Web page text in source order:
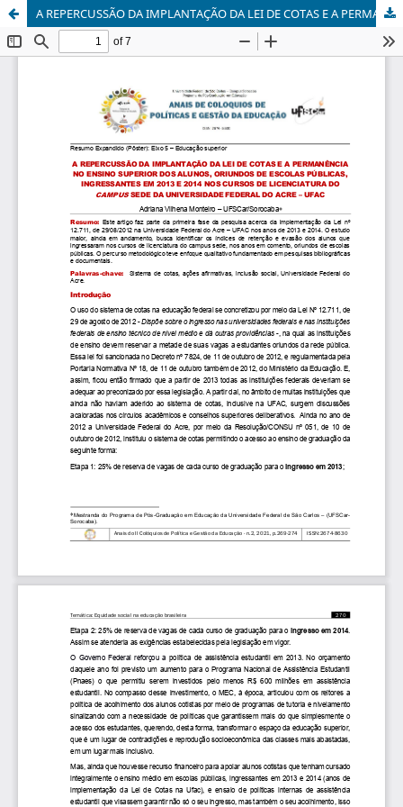
A REPERCUSSÃO DA IMPLANTAÇÃO DA LEI DE COTAS E A PERMANÊNCIA NO ENSINO SUPERIOR DOS ALUNOS, ORIUNDOS DE ESCOLAS PÚBLICAS, INGRESSANTES EM 2013 E 2014 NOS CURSOS DE LICENCIATURA DO CAMPUS SEDE DA UNIVERSIDADE FEDERAL DO ACRE – UFAC